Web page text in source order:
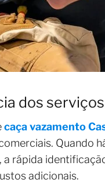
dos
caça vazamento
Quando
a rápida
adicionais.